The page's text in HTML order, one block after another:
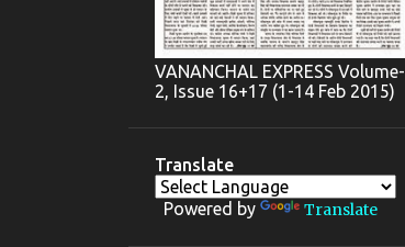
VANANCHAL EXPRESS Volume-
2, Issue 16+17 (1-14 Feb 2015)
Translate
Powered by Translate